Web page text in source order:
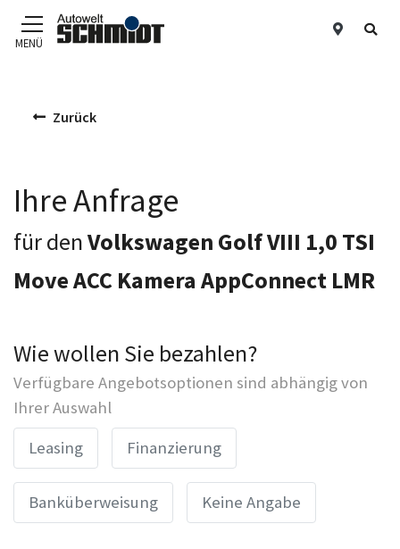
MENÜ
Zurück
Ihre Anfrage
für denVolkswagen Golf VIII 1,0 TSI
Move ACC Kamera AppConnect LMR
Wie wollen Sie bezahlen?
Verfügbare Angebotsoptionen sind abhängig von
Ihrer Auswahl
Leasing
Finanzierung
Banküberweisung Keine Angabe